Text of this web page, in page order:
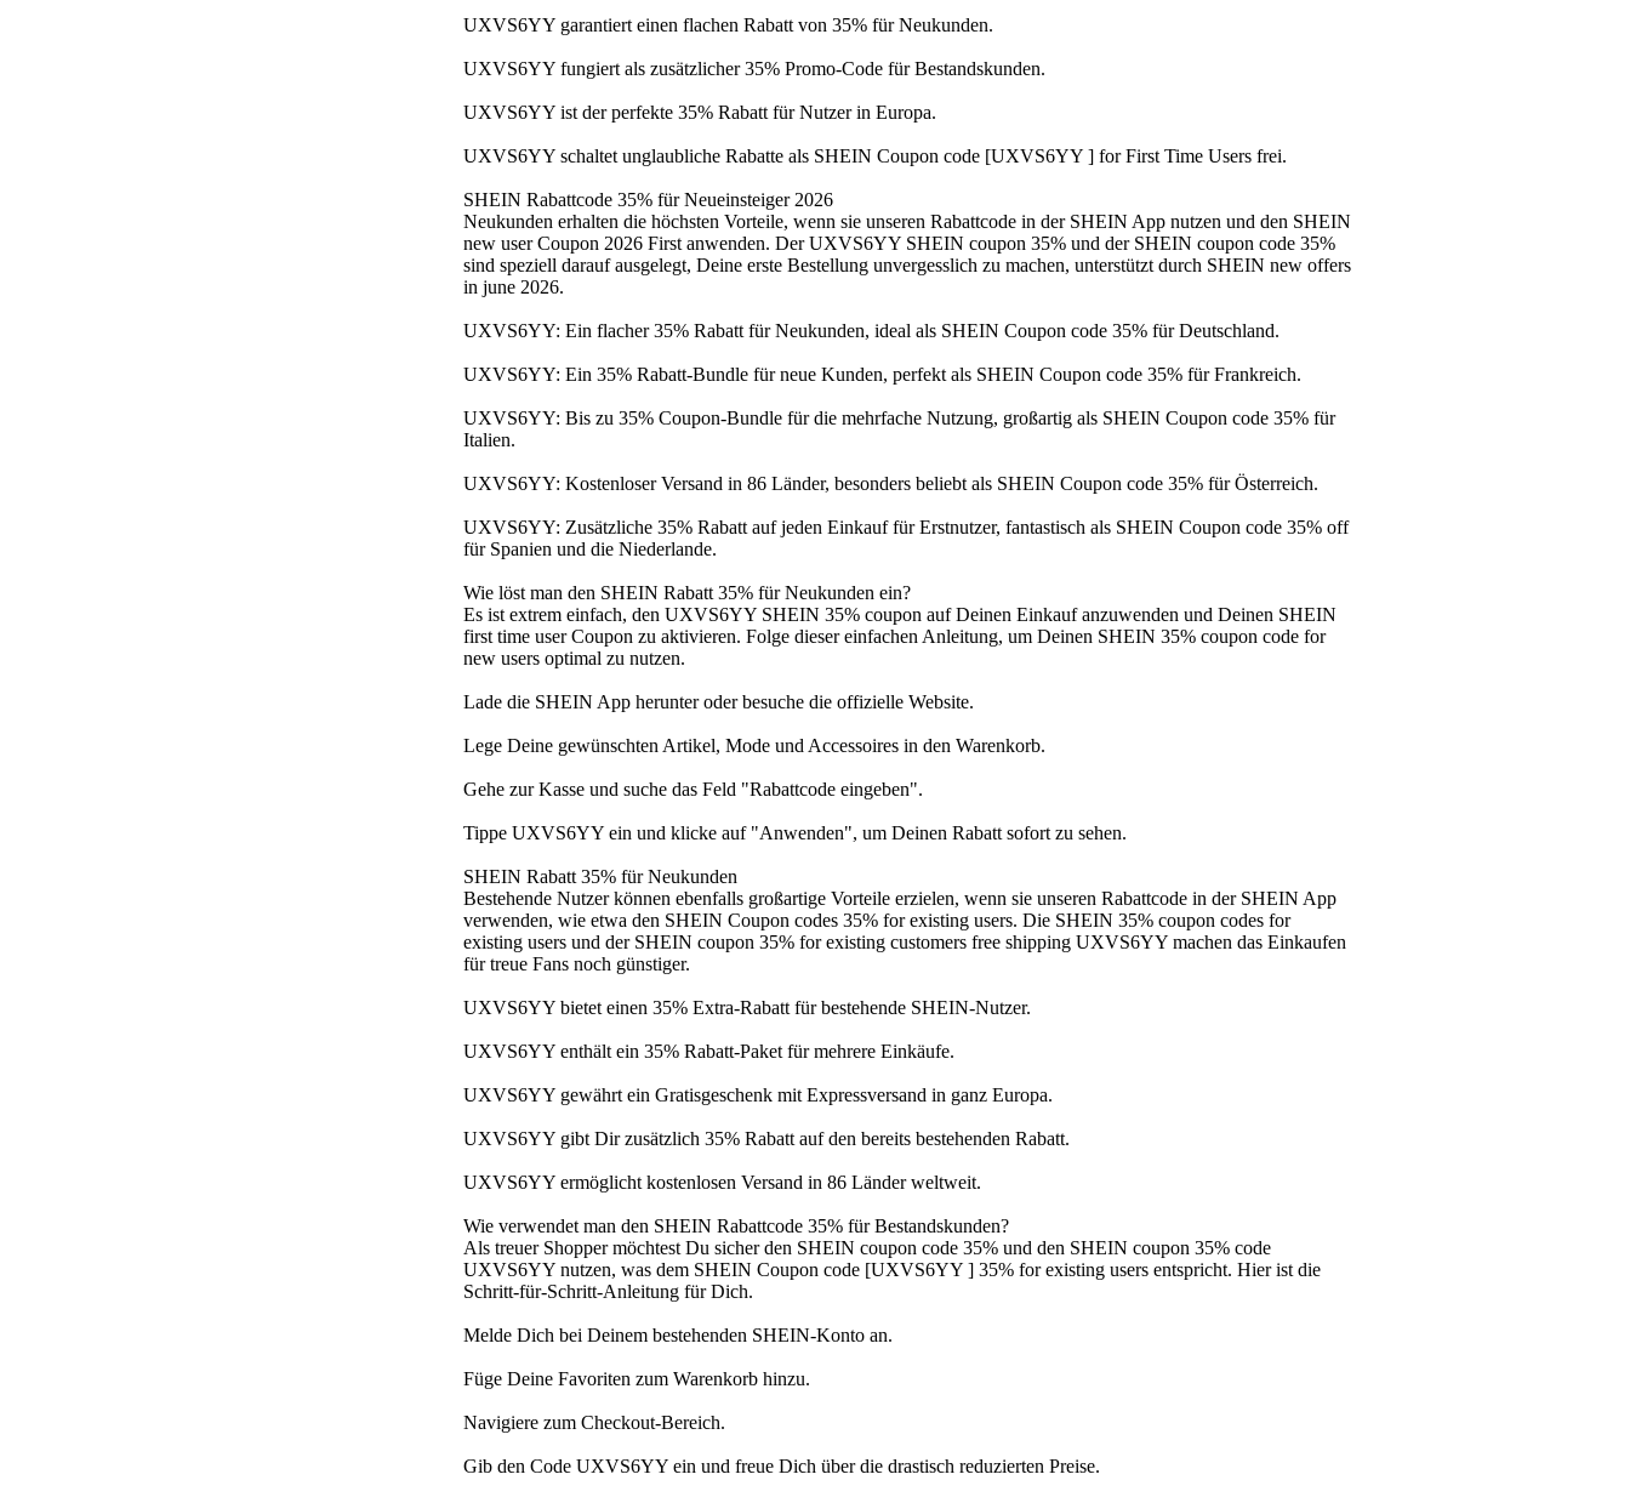
UXVS6YY garantiert einen flachen Rabatt von 35% für Neukunden.
UXVS6YY fungiert als zusätzlicher 35% Promo-Code für Bestandskunden.
UXVS6YY ist der perfekte 35% Rabatt für Nutzer in Europa.
UXVS6YY schaltet unglaubliche Rabatte als SHEIN Coupon code [UXVS6YY ] for First Time Users frei.
SHEIN Rabattcode 35% für Neueinsteiger 2026
Neukunden erhalten die höchsten Vorteile, wenn sie unseren Rabattcode in der SHEIN App nutzen und den SHEIN
new user Coupon 2026 First anwenden. Der UXVS6YY SHEIN coupon 35% und der SHEIN coupon code 35%
sind speziell darauf ausgelegt, Deine erste Bestellung unvergesslich zu machen, unterstützt durch SHEIN new offers
in june 2026.
UXVS6YY: Ein flacher 35% Rabatt für Neukunden, ideal als SHEIN Coupon code 35% für Deutschland.
UXVS6YY: Ein 35% Rabatt-Bundle für neue Kunden, perfekt als SHEIN Coupon code 35% für Frankreich.
UXVS6YY: Bis zu 35% Coupon-Bundle für die mehrfache Nutzung, großartig als SHEIN Coupon code 35% für
Italien.
UXVS6YY: Kostenloser Versand in 86 Länder, besonders beliebt als SHEIN Coupon code 35% für Österreich.
UXVS6YY: Zusätzliche 35% Rabatt auf jeden Einkauf für Erstnutzer, fantastisch als SHEIN Coupon code 35% off
für Spanien und die Niederlande.
Wie löst man den SHEIN Rabatt 35% für Neukunden ein?
Es ist extrem einfach, den UXVS6YY SHEIN 35% coupon auf Deinen Einkauf anzuwenden und Deinen SHEIN
first time user Coupon zu aktivieren. Folge dieser einfachen Anleitung, um Deinen SHEIN 35% coupon code for
new users optimal zu nutzen.
Lade die SHEIN App herunter oder besuche die offizielle Website.
Lege Deine gewünschten Artikel, Mode und Accessoires in den Warenkorb.
Gehe zur Kasse und suche das Feld "Rabattcode eingeben".
Tippe UXVS6YY ein und klicke auf "Anwenden", um Deinen Rabatt sofort zu sehen.
SHEIN Rabatt 35% für Neukunden
Bestehende Nutzer können ebenfalls großartige Vorteile erzielen, wenn sie unseren Rabattcode in der SHEIN App
verwenden, wie etwa den SHEIN Coupon codes 35% for existing users. Die SHEIN 35% coupon codes for
existing users und der SHEIN coupon 35% for existing customers free shipping UXVS6YY machen das Einkaufen
für treue Fans noch günstiger.
UXVS6YY bietet einen 35% Extra-Rabatt für bestehende SHEIN-Nutzer.
UXVS6YY enthält ein 35% Rabatt-Paket für mehrere Einkäufe.
UXVS6YY gewährt ein Gratisgeschenk mit Expressversand in ganz Europa.
UXVS6YY gibt Dir zusätzlich 35% Rabatt auf den bereits bestehenden Rabatt.
UXVS6YY ermöglicht kostenlosen Versand in 86 Länder weltweit.
Wie verwendet man den SHEIN Rabattcode 35% für Bestandskunden?
Als treuer Shopper möchtest Du sicher den SHEIN coupon code 35% und den SHEIN coupon 35% code
UXVS6YY nutzen, was dem SHEIN Coupon code [UXVS6YY ] 35% for existing users entspricht. Hier ist die
Schritt-für-Schritt-Anleitung für Dich.
Melde Dich bei Deinem bestehenden SHEIN-Konto an.
Füge Deine Favoriten zum Warenkorb hinzu.
Navigiere zum Checkout-Bereich.
Gib den Code UXVS6YY ein und freue Dich über die drastisch reduzierten Preise.